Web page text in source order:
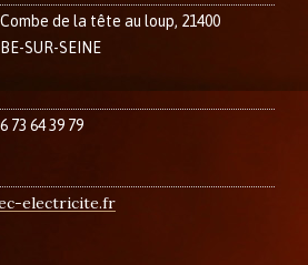
de la tête au loup, 21400
SUR-SEINE
73 64 39 79
electricite.fr